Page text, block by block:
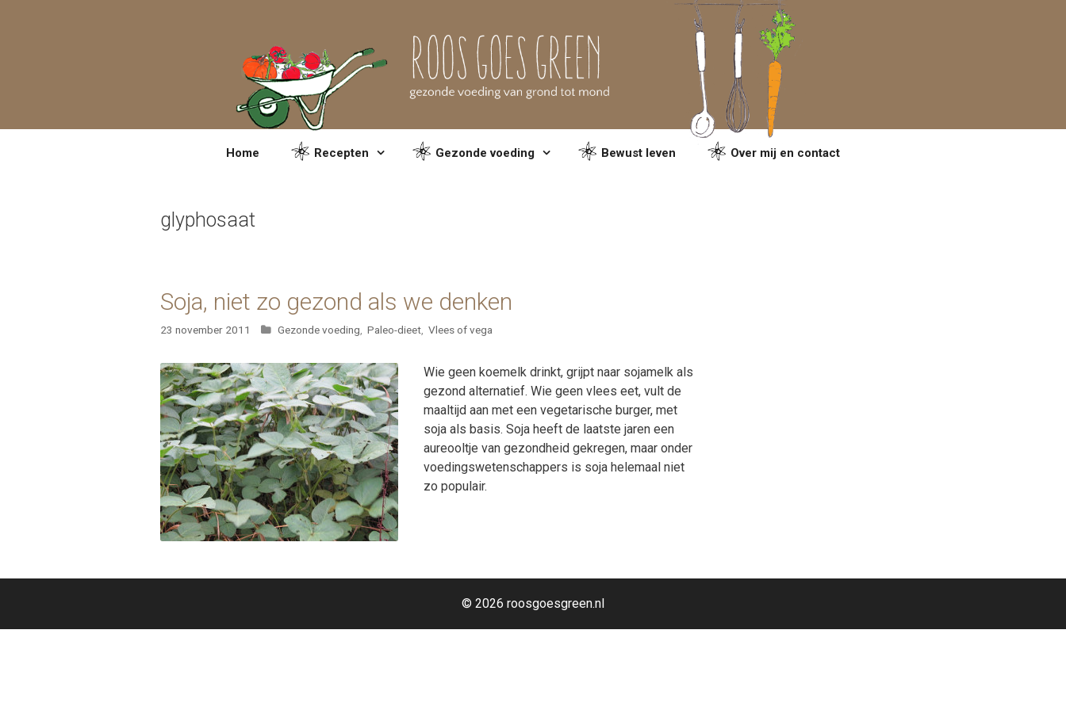
Home Recepten Gezonde voeding Bewust leven Over mij en contact
glyphosaat
Soja, niet zo gezond als we denken
23 november 2011 Categorieën
Gezonde voeding, Paleo-dieet, Vlees of vega
Wie geen koemelk drinkt, grijpt naar sojamelk als
gezond alternatief. Wie geen vlees eet, vult de
maaltijd aan met een vegetarische burger, met
soja als basis. Soja heeft de laatste jaren een
aureooltje van gezondheid gekregen, maar onder
voedingswetenschappers is soja helemaal niet
zo populair.
© 2026 roosgoesgreen.nl